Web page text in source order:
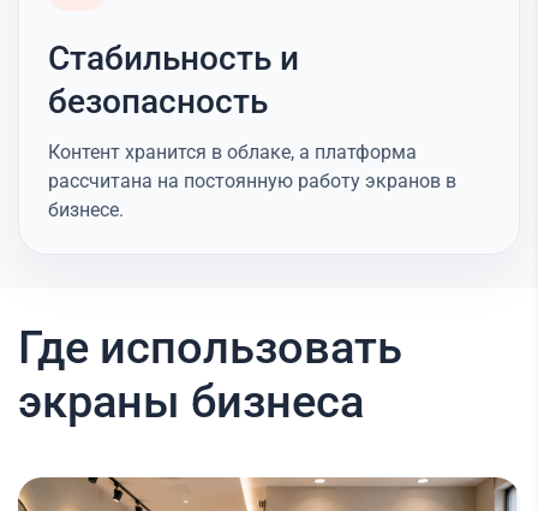
Стабильность и
безопасность
Контент хранится в облаке, а платформа
рассчитана на постоянную работу экранов в
бизнесе.
Где использовать
экраны бизнеса